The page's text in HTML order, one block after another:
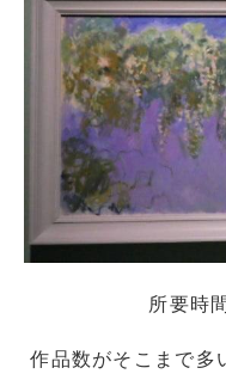
所要時
作品数がそこまで多